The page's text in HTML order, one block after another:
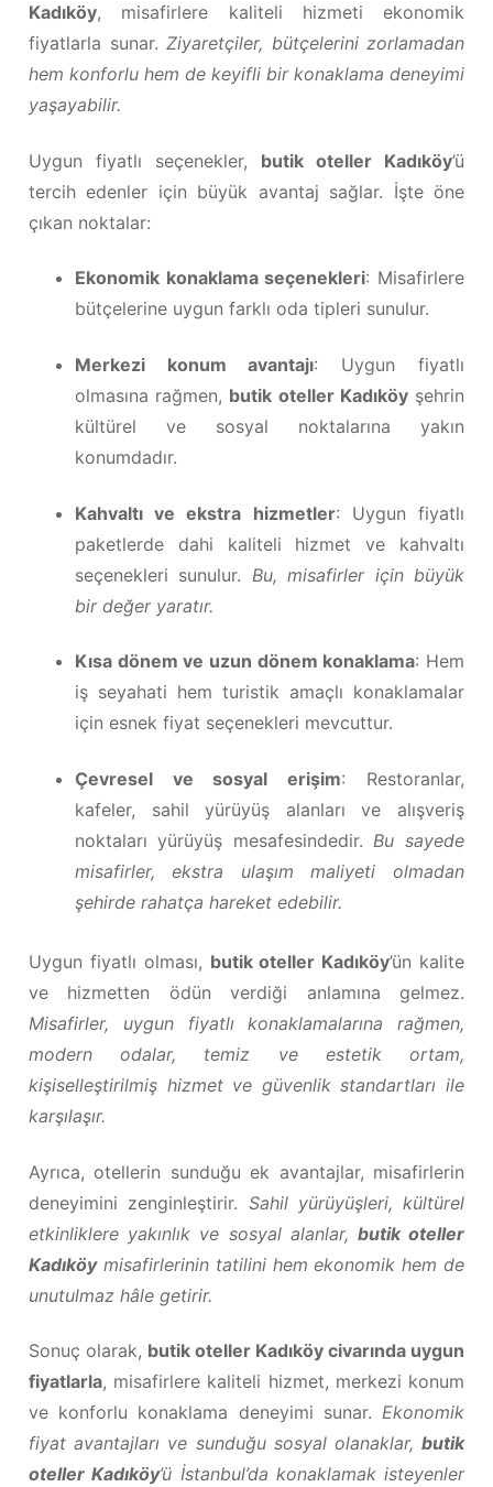
Kadıköy, misafirlere kaliteli hizmeti ekonomik
fiyatlarla sunar. Ziyaretçiler, bütçelerini zorlamadan
hem konforlu hem de keyifli bir konaklama deneyimi
yaşayabilir.
Uygun fiyatlı seçenekler, butik oteller Kadıköy’ü
tercih edenler için büyük avantaj sağlar. İşte öne
çıkan noktalar:
Ekonomik konaklama seçenekleri: Misafirlere
bütçelerine uygun farklı oda tipleri sunulur.
Merkezi konum avantajı: Uygun fiyatlı
olmasına rağmen, butik oteller Kadıköyşehrin
kültürel ve sosyal noktalarına yakın
konumdadır.
Kahvaltı ve ekstra hizmetler: Uygun fiyatlı
paketlerde dahi kaliteli hizmet ve kahvaltı
seçenekleri sunulur. Bu, misafirler için büyük
bir değer yaratır.
Kısa dönem ve uzun dönem konaklama: Hem
iş seyahati hem turistik amaçlı konaklamalar
için esnek fiyat seçenekleri mevcuttur.
Çevresel ve sosyal erişim: Restoranlar,
kafeler, sahil yürüyüş alanları ve alışveriş
noktaları yürüyüş mesafesindedir.Bu sayede
misafirler, ekstra ulaşım maliyeti olmadan
şehirde rahatça hareket edebilir.
Uygun fiyatlı olması, butik oteller Kadıköy’ün kalite
ve hizmetten ödün verdiği anlamına gelmez.
Misafirler, uygun fiyatlı konaklamalarına rağmen,
modern odalar, temiz ve estetik ortam,
kişiselleştirilmiş hizmet ve güvenlik standartları ile
karşılaşır.
Ayrıca, otellerin sunduğu ek avantajlar, misafirlerin
deneyimini zenginleştirir. Sahil yürüyüşleri, kültürel
etkinliklere yakınlık ve sosyal alanlar, butik oteller
Kadıköymisafirlerinin tatilini hem ekonomik hem de
unutulmaz hâle getirir.
Sonuç olarak, butik oteller Kadıköy civarında uygun
fiyatlarla, misafirlere kaliteli hizmet, merkezi konum
ve konforlu konaklama deneyimi sunar. Ekonomik
fiyat avantajları ve sunduğu sosyal olanaklar, butik
oteller Kadıköy’ü İstanbul’da konaklamak isteyenler